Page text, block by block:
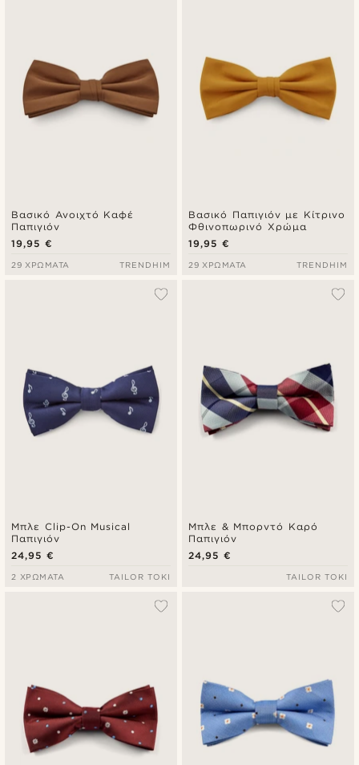
Βασικό Ανοιχτό Καφέ
Παπιγιόν
19,95 €
29 ΧΡΏΜΑΤΑ TRENDHIM
Βασικό Παπιγιόν με Κίτρινο
Φθινοπωρινό Χρώμα
19,95 €
29 ΧΡΏΜΑΤΑ TRENDHIM
Μπλε Clip-On Musical
Παπιγιόν
24,95 €
2 ΧΡΏΜΑΤΑ TAILOR TOKI
Μπλε & Μπορντό Καρό
Παπιγιόν
24,95 €
TAILOR TOKI